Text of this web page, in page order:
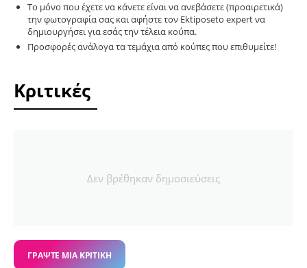
Το μόνο που έχετε να κάνετε είναι να ανεβάσετε (προαιρετικά)
την φωτογραφία σας και αφήστε τον Ektiposeto expert να
δημιουργήσει για εσάς την τέλεια κούπα.
Προσφορές ανάλογα τα τεμάχια από κούπες που επιθυμείτε!
Κριτικές
Δεν βρέθηκαν δημοσιεύσεις
ΓΡΆΨΤΕ ΜΙΑ ΚΡΙΤΙΚΉ